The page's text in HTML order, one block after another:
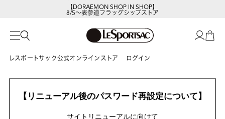
【DORAEMON SHOP IN SHOP】
8/5～表参道フラッグシップストア
レスポートサック公式オンラインストア ログイン
【リニューアル後のパスワード再設定について】
サイトリニューアルに向けて